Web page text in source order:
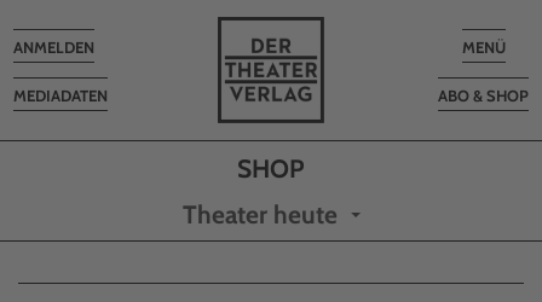
Toggle
MENÜ
ABO & SHOP
MEDIADATEN
Toggle
navigation
ANMELDEN
Theater heute